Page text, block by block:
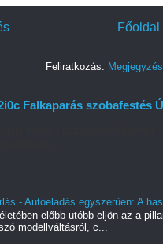
Főoldal
Feliratkozás:
Falkaparás szobafestés
- Autóeladás egyszerűen: A
előbb-utóbb eljön az a
modellváltásról, c...